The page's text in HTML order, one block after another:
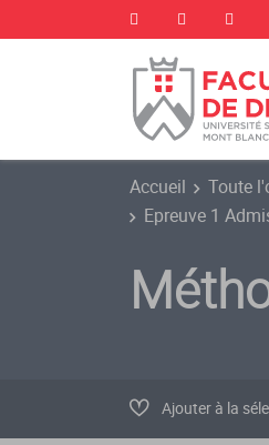
Accueil Toute
Epreuve 1
Ajouter à la